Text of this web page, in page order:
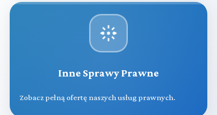
Inne Sprawy Prawne
Zobacz pełną ofertę naszych usług prawnych.